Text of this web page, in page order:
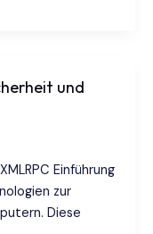
und
Einführung
zur
Diese